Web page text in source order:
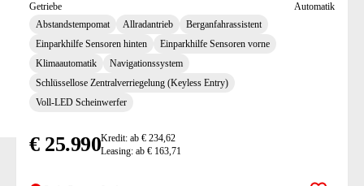
Getriebe
Automatik
Abstandstempomat
Allradantrieb
Berganfahrassistent
Einparkhilfe Sensoren hinten
Einparkhilfe Sensoren vorne
Klimaautomatik
Navigationssystem
Schlüssellose Zentralverriegelung (Keyless Entry)
Voll-LED Scheinwerfer
€ 25.990Kredit: ab € 234,62
Leasing: ab € 163,71